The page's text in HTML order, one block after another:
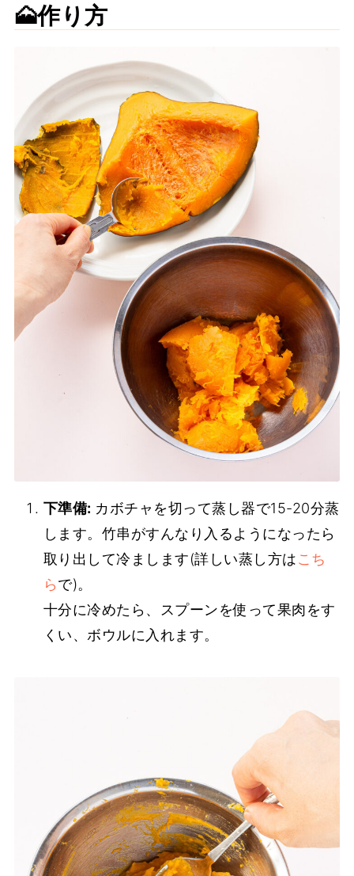
🗻作り方
下準備: カボチャを切って蒸し器で15-20分蒸
します。竹串がすんなり入るようになったら
取り出して冷まします(詳しい蒸し方はこち
らで)。
十分に冷めたら、スプーンを使って果肉をす
くい、ボウルに入れます。